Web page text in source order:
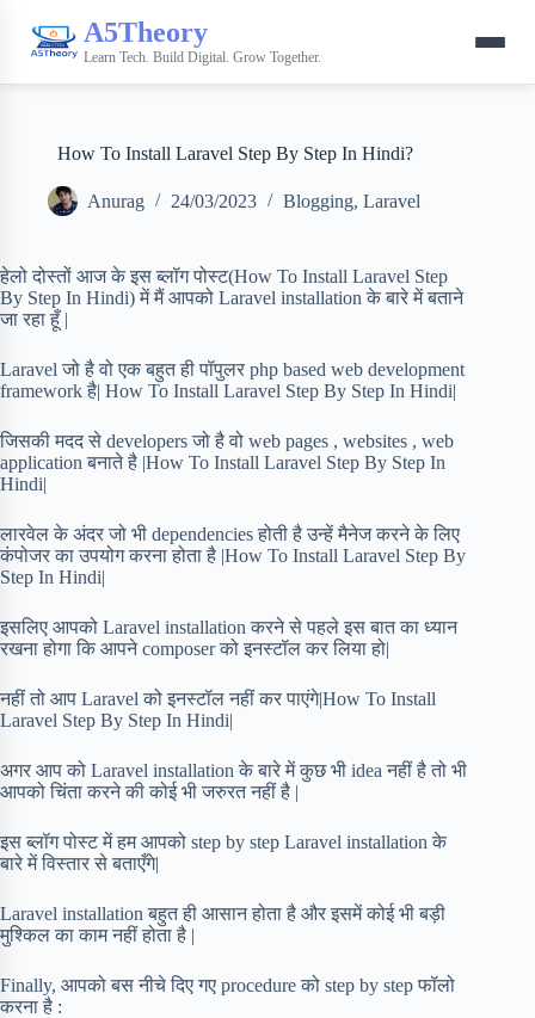
A5Theory
Learn Tech. Build Digital. Grow Together.
How To Install Laravel Step By Step In Hindi?
Anurag 24/03/2023 Blogging, Laravel
हेलो दोस्तों आज के इस ब्लॉग पोस्ट(How To Install Laravel Step
By Step In Hindi) में मैं आपको Laravel installation के बारे में बताने
जा रहा हूँ |
Laravel जो है वो एक बहुत ही पॉपुलर php based web development
framework है| How To Install Laravel Step By Step In Hindi|
जिसकी मदद से developers जो है वो web pages , websites , web
application बनाते है |How To Install Laravel Step By Step In
Hindi|
लारवेल के अंदर जो भी dependencies होती है उन्हें मैनेज करने के लिए
कंपोजर का उपयोग करना होता है |How To Install Laravel Step By
Step In Hindi|
इसलिए आपको Laravel installation करने से पहले इस बात का ध्यान
रखना होगा कि आपने composer को इनस्टॉल कर लिया हो|
नहीं तो आप Laravel को इनस्टॉल नहीं कर पाएंगे|How To Install
Laravel Step By Step In Hindi|
अगर आप को Laravel installation के बारे में कुछ भी idea नहीं है तो भी
आपको चिंता करने की कोई भी जरुरत नहीं है |
इस ब्लॉग पोस्ट में हम आपको step by step Laravel installation के
बारे में विस्तार से बताएँगे|
Laravel installation बहुत ही आसान होता है और इसमें कोई भी बड़ी
मुश्किल का काम नहीं होता है |
Finally, आपको बस नीचे दिए गए procedure को step by step फॉलो
करना है :